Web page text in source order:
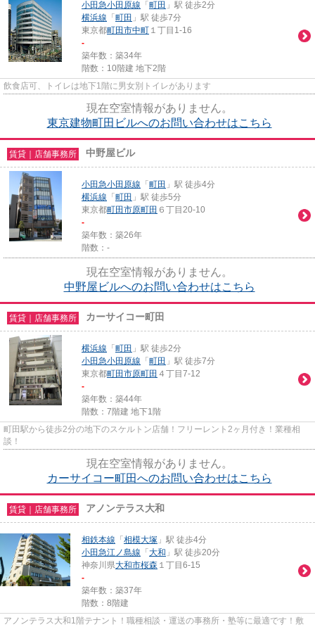
小田急小田原線 「 町田 」駅 徒歩2分
横浜線 「 町田 」駅 徒歩7分
東京都町田市中町 １丁目1-16
-
築年数：築34年
階数：10階建 地下2階
飲食店可、トイレは地下1階に男女別トイレがあります
現在空室情報がありません。
東京建物町田ビルへのお問い合わせはこちら
賃貸｜店舗事務所 中野屋ビル
小田急小田原線 「 町田 」駅 徒歩4分
横浜線 「 町田 」駅 徒歩5分
東京都町田市原町田 ６丁目20-10
-
築年数：築26年
階数：-
現在空室情報がありません。
中野屋ビルへのお問い合わせはこちら
賃貸｜店舗事務所 カーサイコー町田
横浜線 「 町田 」駅 徒歩2分
小田急小田原線 「 町田 」駅 徒歩7分
東京都町田市原町田 ４丁目7-12
-
築年数：築44年
階数：7階建 地下1階
町田駅から徒歩2分の地下のスケルトン店舗！フリーレント2ヶ月付き！業種相
談！
現在空室情報がありません。
カーサイコー町田へのお問い合わせはこちら
賃貸｜店舗事務所 アノンテラス大和
相鉄本線 「 相模大塚 」駅 徒歩4分
小田急江ノ島線 「 大和 」駅 徒歩20分
神奈川県大和市桜森 １丁目6-15
-
築年数：築37年
階数：8階建
アノンテラス大和1階テナント！職種相談・運送の事務所・塾等に最適です！敷